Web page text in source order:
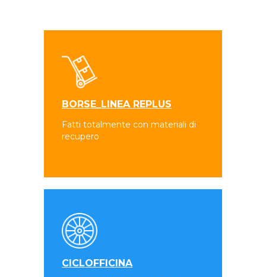
BORSE_LINEA REPLUS
Fatti totalmente con materiali di
recupero
CICLOFFICINA